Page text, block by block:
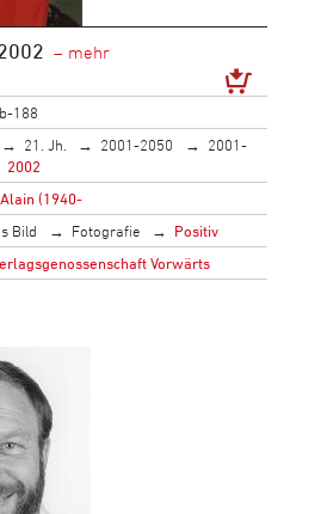
188
21. Jh. 2001-2050
2001-
2002
(1940-
Bild Fotografie
Positiv
Vorwärts